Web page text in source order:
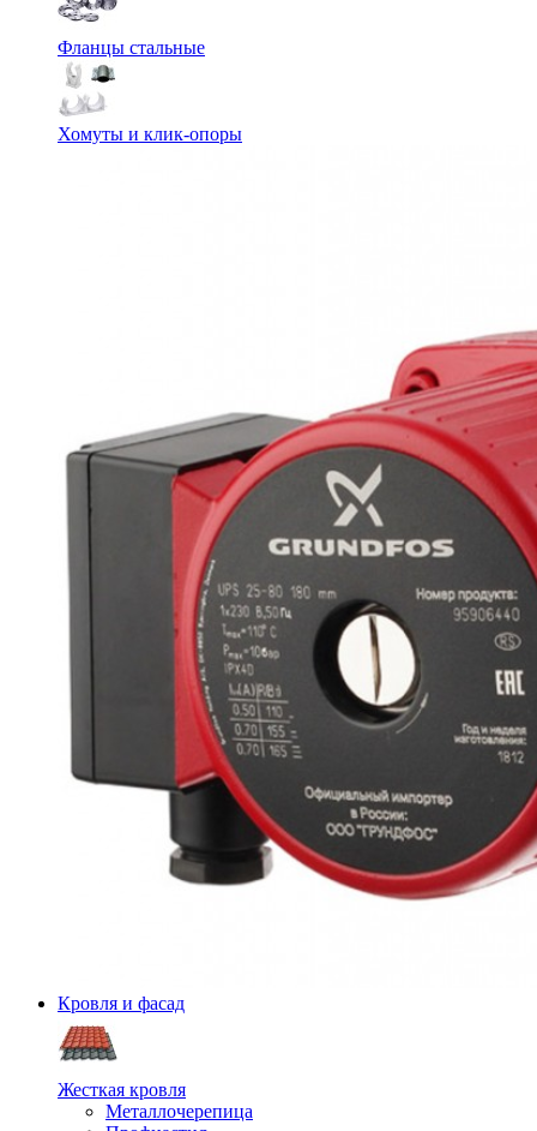
Фланцы стальные
Хомуты и клик-опоры
Кровля и фасад
Жесткая кровля
Металлочерепица